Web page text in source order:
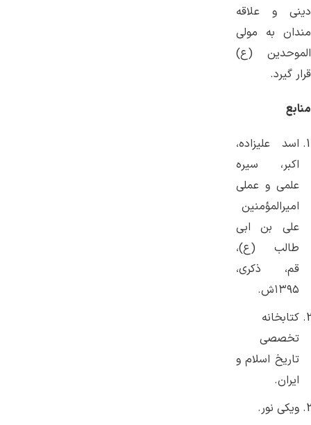
دینی و علاقه
مندان به مولی
الموحدین (ع)
قرار گیرد.
منابع
اسد علیزاده،
اکبر، سیره
علمی و عملی
امیرالمؤمنین
علی بن ابی
طالب (ع)،
قم، ذکری،
۱۳۹۵ش.
کتابخانه
تخصصی
تاریخ اسلام و
ایران.
ویکی نور.